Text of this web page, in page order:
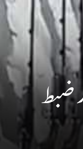
ضبط